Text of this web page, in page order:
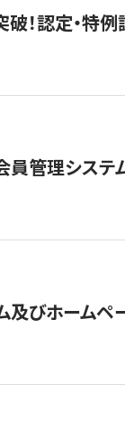
！認定・特
員管理シス
及びホーム